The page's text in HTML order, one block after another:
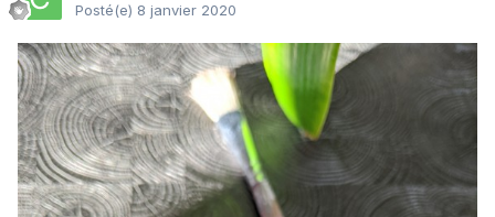
Posté(e) 8 janvier 2020